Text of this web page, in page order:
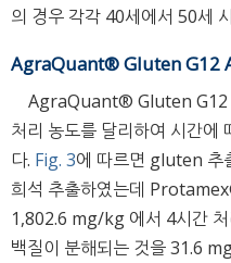
의 경우 각각 40세에서 50세
AgraQuant® Gluten G12
AgraQuant® Gluten G12
처리 농도를 달리하여 시간에
다. Fig. 3에 따르면 gluten 추
희석 추출하였는데
1,802.6 mg/kg 에서 4시간
백질이 분해되는 것을 31.6